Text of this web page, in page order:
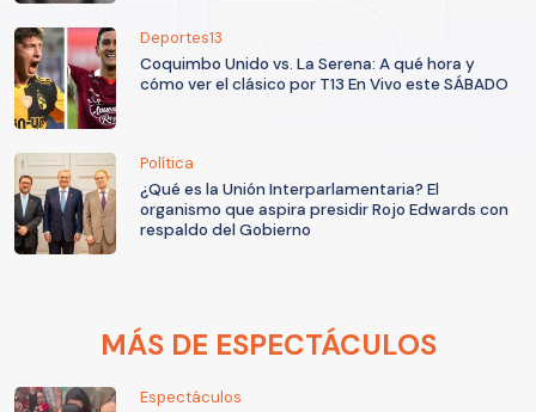
Deportes13
Coquimbo Unido vs. La Serena: A qué hora y
cómo ver el clásico por T13 En Vivo este SÁBADO
Política
¿Qué es la Unión Interparlamentaria? El
organismo que aspira presidir Rojo Edwards con
respaldo del Gobierno
MÁS DE ESPECTÁCULOS
Espectáculos